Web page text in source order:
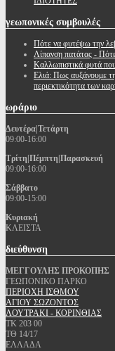
γεωπονικές συμβουλές
Πότε να φυτέψω την
Λίπανση πατάτας - Πότε
Καλλωπιστικά φυτά
Ελιά: Πως αυξάνουμε
περιεκτικότητα των
ωράριο
Δευτέρα|Τετάρτη
09:00-16:00
Τρίτη|Πέμπτη|Παρασκευή
09:00-16:00
Σάββατο
09:00-15:00
Κυριακή
ΚΛΕΙΣΤΑ
διεύθυνση
ΜΕΓΓΟΥΛΗΣ ΠΡΟΚΟΠΗΣ
ΓΕΩΠΟΝΙΚΟ ΠΑΡΚΟ
ΠΕΡΙΟΧΗ ΙΣΘΜΟΥ
ΑΓΙΟΥ ΣΩΖΟΝΤΟΣ
ΛΟΥΤΡΑΚΙ - ΚΟΡΙΝΘΙΑΣ
ΤΚ 203 00
ΤΘ 14/17
ΕΛΛΑΔΑ